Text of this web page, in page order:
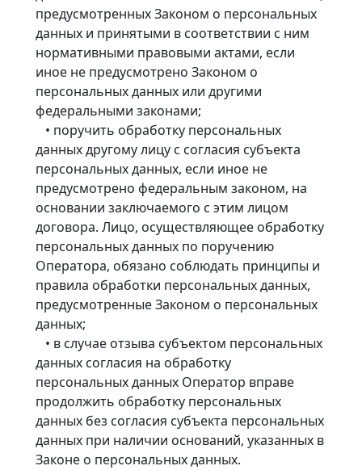
предусмотренных Законом о персональных
данных и принятыми в соответствии с ним
нормативными правовыми актами, если
иное не предусмотрено Законом о
персональных данных или другими
федеральными законами;
• поручить обработку персональных
данных другому лицу с согласия субъекта
персональных данных, если иное не
предусмотрено федеральным законом, на
основании заключаемого с этим лицом
договора. Лицо, осуществляющее обработку
персональных данных по поручению
Оператора, обязано соблюдать принципы и
правила обработки персональных данных,
предусмотренные Законом о персональных
данных;
• в случае отзыва субъектом персональных
данных согласия на обработку
персональных данных Оператор вправе
продолжить обработку персональных
данных без согласия субъекта персональных
данных при наличии оснований, указанных в
Законе о персональных данных.